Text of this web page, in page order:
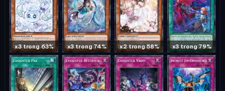
x3 trong 63% x3 trong 74% x2 trong 58% x3 trong 79%